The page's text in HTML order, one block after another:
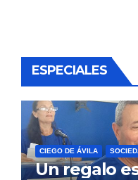
ESPECIALES
CIEGO DE ÁVILA
Un regalo